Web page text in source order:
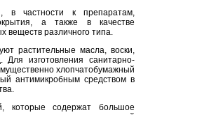
в частности к препаратам,
а также в качестве
веществ различного типа.
растительные масла, воски,
изготовления санитарно-
хлопчатобумажный
антимикробным средством в
которые содержат большое